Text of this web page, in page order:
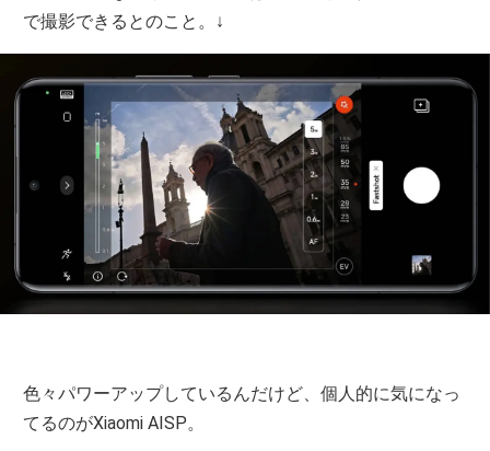
で撮影できるとのこと。↓
色々パワーアップしているんだけど、個人的に気になっ
てるのがXiaomi AISP。